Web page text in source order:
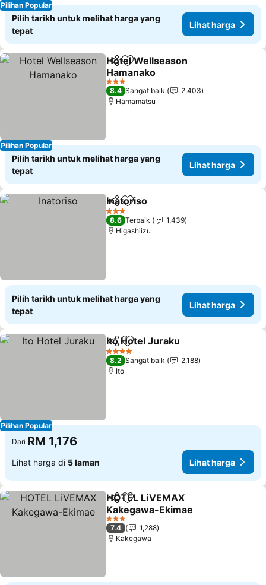
Pilihan Popular
Pilih tarikh untuk melihat harga yang
tepat
Lihat harga
Pilihan Popular
KongsiTambah ke favorit
Hotel Wellseason
Hamanako
3 Bintang
8.4 Sangat baik
2,403
Hamamatsu
Pilih tarikh untuk melihat harga yang
tepat
Lihat harga
KongsiTambah ke favorit
Inatoriso
3 Bintang
8.6 Terbaik
1,439
Higashiizu
Pilih tarikh untuk melihat harga yang
tepat
Lihat harga
Pilihan Popular
KongsiTambah ke favorit
Ito Hotel Juraku
4 Bintang
8.2 Sangat baik
2,188
Ito
Dari RM 1,176
Lihat harga di 5 laman Lihat harga
KongsiTambah ke favorit
HOTEL LiVEMAX
Kakegawa-Ekimae
3 Bintang
7.4
1,288
Kakegawa